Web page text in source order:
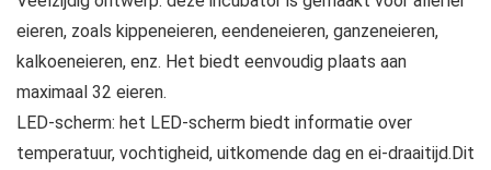
eieren, zoals kippeneieren, eendeneieren, ganzeneieren,
kalkoeneieren, enz. Het biedt eenvoudig plaats aan
maximaal 32 eieren.
LED-scherm: het LED-scherm biedt informatie over
temperatuur, vochtigheid, uitkomende dag en ei-draaitijd.Dit